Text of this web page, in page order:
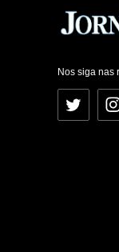
Nos siga nas
Twitter